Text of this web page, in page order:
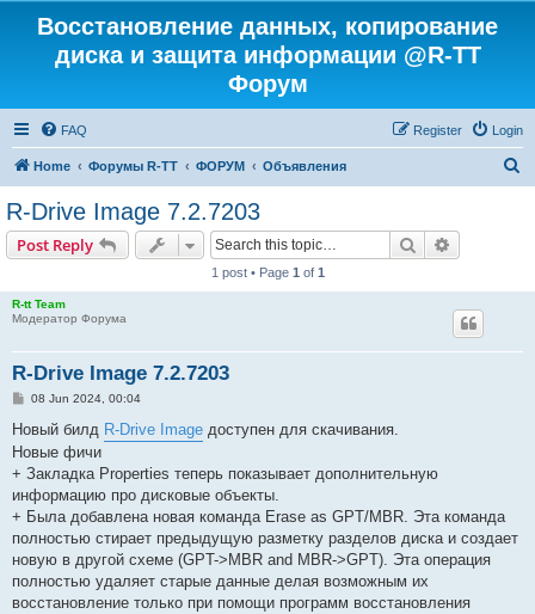
Восстановление данных, копирование
диска и защита информации @R-TT
Форум
FAQ Login
Register
Home Форумы R-TT ФОРУМ Объявления
R-Drive Image 7.2.7203
Post Reply Search
1 post • Page 1 of 1
R-tt Team
Модератор Форума
R-Drive Image 7.2.7203
P
s
08 Jun 2024, 00:04
Новый билд R-Drive Image доступен для скачивания.
Новые фичи
+ Закладка Properties теперь показывает дополнительную
информацию про дисковые объекты.
+ Была добавлена новая команда Erase as GPT/MBR. Эта команда
полностью стирает предыдущую разметку разделов диска и создает
новую в другой схеме (GPT->MBR and MBR->GPT). Эта операция
полностью удаляет старые данные делая возможным их
восстановление только при помощи программ восстановления